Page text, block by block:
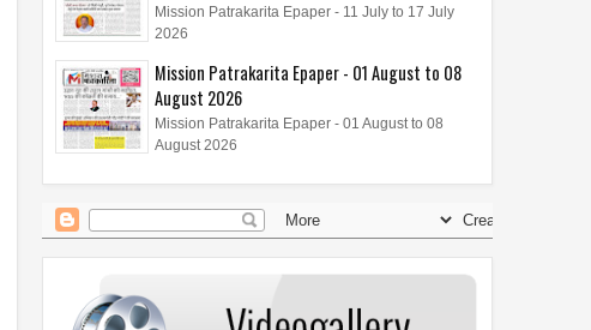
Mission Patrakarita Epaper - 11 July to 17 July
2026
Mission Patrakarita Epaper - 01 August to 08
August 2026
Mission Patrakarita Epaper - 01 August to 08
August 2026